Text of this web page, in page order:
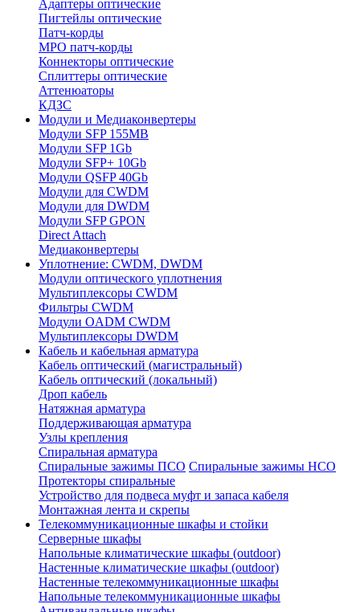
Адаптеры оптические
Пигтейлы оптические
Патч-корды
MPO патч-корды
Коннекторы оптические
Сплиттеры оптические
Аттенюаторы
КДЗС
Модули и Медиаконвертеры
Модули SFP 155MB
Модули SFP 1Gb
Модули SFP+ 10Gb
Модули QSFP 40Gb
Модули для CWDM
Модули для DWDM
Модули SFP GPON
Direct Attach
Медиаконвертеры
Уплотнение: CWDM, DWDM
Модули оптического уплотнения
Мультиплексоры CWDM
Фильтры CWDM
Модули OADM CWDM
Мультиплексоры DWDM
Кабель и кабельная арматура
Кабель оптический (магистральный)
Кабель оптический (локальный)
Дроп кабель
Натяжная арматура
Поддерживающая арматура
Узлы крепления
Спиральная арматура
Спиральные зажимы ПСО Спиральные зажимы НСО
Протекторы спиральные
Устройство для подвеса муфт и запаса кабеля
Монтажная лента и скрепы
Телекоммуникационные шкафы и стойки
Серверные шкафы
Напольные климатические шкафы (outdoor)
Настенные климатические шкафы (outdoor)
Настенные телекоммуникационные шкафы
Напольные телекоммуникационные шкафы